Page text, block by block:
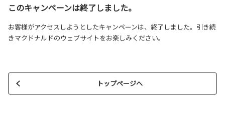
このキャンペーンは終了しました。
お客様がアクセスしようとしたキャンペーンは、終了しました。引き続
きマクドナルドのウェブサイトをお楽しみください。
トップページへ